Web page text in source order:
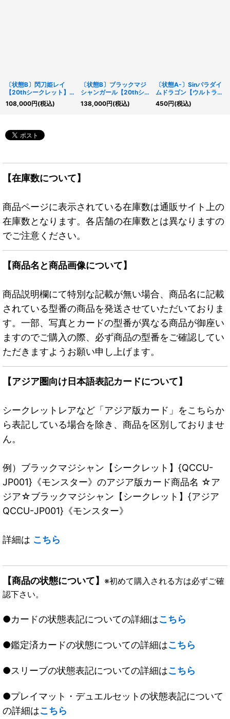
〔状態B〕閃刀姫レイ
【20thシークレット】
{20CP-JPC02}《モン
スター》
108,000円(税込)
〔状態B〕ブラックマジ
シャンガール【20thシ
ークレット】{20TH-
JPC55}《モンスター》
138,000円(税込)
〔状態A-〕Sinパラダイ
ムドラゴン【ウルトラ】
{CP20-JP019}《モンス
ター》
450円(税込)
【在庫数について】
商品ページに表示されている在庫数は通販サイト上の
在庫数となります。各店舗の在庫数とは異なりますの
でご注意ください。
【商品名と商品画像について】
商品説明欄にて特別な記載が無い場合、商品名に記載
されている型番の商品を発送させていただいておりま
す。一部、写真とカードの型番が異なる商品が御座い
ますのでご購入の際、必ず商品の型番をご確認してい
ただきますようお願い申し上げます。
【アジア圏向け日本語表記カードについて】
シークレットレアなど「アジア版カード」をこちらか
ら表記している場合を除き、商品を区別しておりませ
ん。
例）ブラックマジシャン【シークレット】{QCCU-
JP001}《モンスター》のアジア版カード商品名 ☆ア
ジア☆ブラックマジシャン【シークレット】{アジア
QCCU-JP001}《モンスター》
詳細は こちら
【商品の状態について】 ※初めて購入される方は必ずご確
認下さい。
●カードの状態表記についての詳細はこちら
●鑑定済カードの状態についての詳細はこちら
●スリーブの状態表記についての詳細はこちら
●プレイマット・デュエルセットの状態表記について
の詳細はこちら